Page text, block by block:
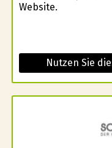
Website.
Nutzen Sie